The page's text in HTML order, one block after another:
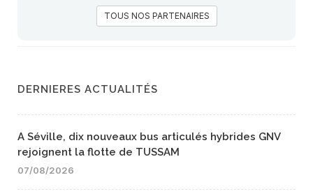
TOUS NOS PARTENAIRES
DERNIERES ACTUALITÉS
A Séville, dix nouveaux bus articulés hybrides GNV
rejoignent la flotte de TUSSAM
07/08/2026